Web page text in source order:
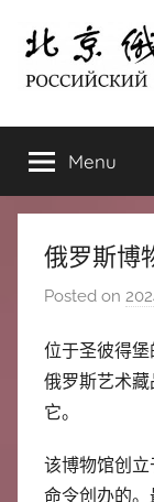
content
北
京
俄
罗
斯
文
化
ЦЕНТР
В
ПЕКИНЕ
Menu
俄罗斯博
Posted on
位于圣彼得
俄罗斯艺术
它。
该博物馆创
命令创办的